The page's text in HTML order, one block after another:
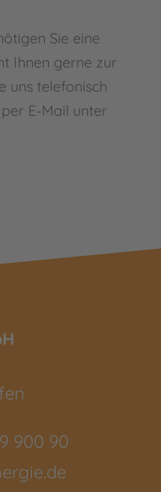
Sie eine
Ihnen gerne zur
uns telefonisch
E-Mail unter
900 90